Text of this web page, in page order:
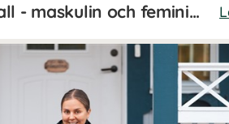
Josefine Dyall - maskulin och feminin energi